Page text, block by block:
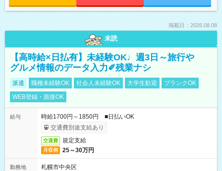
掲載日：2026.08.08
未読
【高時給×日払有】未経験OK♩週3日～旅行や
グルメ情報のデータ入力✐残業ナシ
派遣 職種未経験OK 社会人未経験OK 大学生歓迎
ブランクOK
WEB登録・面接OK
給与
時給1700円～1850円 ■日払いOK
交通費別途支給あり
交通費 規定支給
月収例 25～30万円
勤務地
札幌市中央区